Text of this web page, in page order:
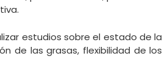
estudios sobre el estado de la
de las grasas, flexibilidad de los